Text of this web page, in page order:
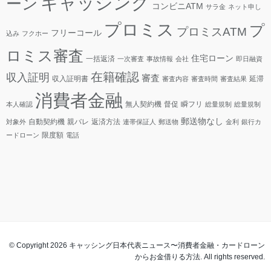
ーン
コンビニATM サラ金 ネット申し
込み フクホー フリーコール プロミス プロミスATM プ
ロミス審査 一括返済 一次審査 事故情報 会社 住宅ローン 即日融資
収入証明 収入証明書 在籍確認 審査 審査内容 審査時間 審査結果 延滞
本人確認 消費者金融 無人契約機 督促 瞬フリ 総量規制 総量規制
対象外 自動契約機 親バレ 返済方法 連帯保証人 郵送物 郵送物なし 金利 銀行カ
ードローン 限度額 電話
© Copyright 2026 キャッシング日本代表ニュース〜消費者金融・カードローン
からお金借りる方法. All rights reserved.